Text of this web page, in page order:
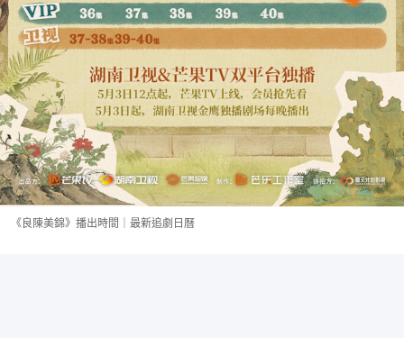
《良陳美錦》播出時間｜最新追劇日曆